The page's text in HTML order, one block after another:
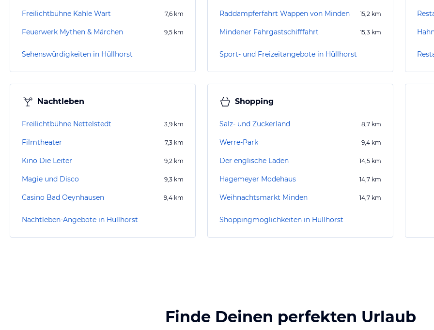
Freilichtbühne Kahle Wart 7,6 km
Feuerwerk Mythen & Märchen 9,5 km
Sehenswürdigkeiten in Hüllhorst
Raddampferfahrt Wappen von Minden 15,2 km
Mindener Fahrgastschifffahrt 15,3 km
Sport- und Freizeitangebote in Hüllhorst
Nachtleben
Freilichtbühne Nettelstedt 3,9 km
Filmtheater 7,3 km
Kino Die Leiter 9,2 km
Magie und Disco 9,3 km
Casino Bad Oeynhausen 9,4 km
Nachtleben-Angebote in Hüllhorst
Shopping
Salz- und Zuckerland 8,7 km
Werre-Park 9,4 km
Der englische Laden 14,5 km
Hagemeyer Modehaus 14,7 km
Weihnachtsmarkt Minden 14,7 km
Shoppingmöglichkeiten in Hüllhorst
Finde Deinen perfekten Urlaub